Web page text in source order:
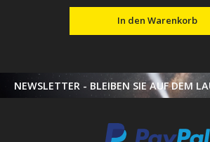
In den Warenkorb
NEWSLETTER - BLEIBEN SIE AUF DEM